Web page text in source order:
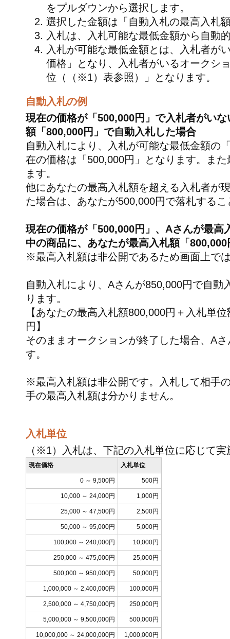
をプルダウンから選択します。
選択した金額は「自動入札の最高入札
入札は、入札可能な最低金額から自動
入札が可能な最低金額とは、入札者が
価格」となり、入札者がいるオークシ
位（（※1）表参照）」となります。
自動入札の例
現在の価格が「500,000円」で入札者がい
額「800,000円」で自動入札した場合
自動入札により、入札が可能な最低金額の
在の価格は「500,000円」となります。ま
ます。
他にあなたの最高入札額を超える入札者が
た場合は、あなたが500,000円で落札する
現在の価格が「500,000円」、Aさんが最高
中の商品に、あなたが最高入札額「
※最高入札額は非公開であるため画面上で
自動入札により、Aさんが850,000円で自動
ります。
【あなたの最高入札額800,000円＋入札単
円】
そのままオークションが終了した場合、A
す。
※最高入札額は非公開です。入札して相手
手の最高入札額は分かりません。
入札単位
（※1）入札は、下記の入札単位に応じて実
現在価格 入札単位
0 ～ 9,500円 500円
10,000 ～ 24,000円 1,000円
25,000 ～ 47,500円 2,500円
50,000 ～ 95,000円 5,000円
100,000 ～ 240,000円 10,000円
250,000 ～ 475,000円 25,000円
500,000 ～ 950,000円 50,000円
1,000,000 ～ 2,400,000円 100,000円
2,500,000 ～ 4,750,000円 250,000円
5,000,000 ～ 9,500,000円 500,000円
10,000,000 ～ 24,000,000円 1,000,000円